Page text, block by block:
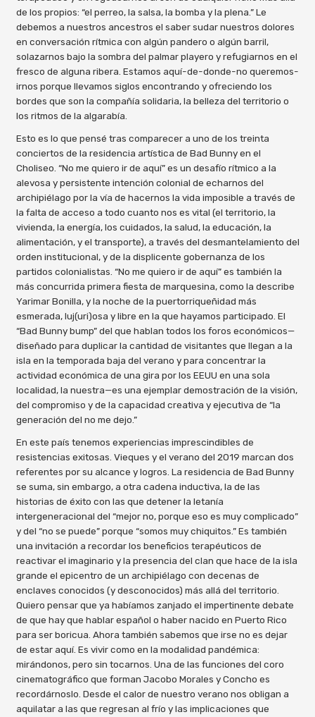
de los propios: “el perreo, la salsa, la bomba y la plena.” Le
debemos a nuestros ancestros el saber sudar nuestros dolores
en conversación rítmica con algún pandero o algún barril,
solazarnos bajo la sombra del palmar playero y refugiarnos en el
fresco de alguna ribera. Estamos aquí-de-donde-no queremos-
irnos porque llevamos siglos encontrando y ofreciendo los
bordes que son la compañía solidaria, la belleza del territorio o
los ritmos de la algarabía.
Esto es lo que pensé tras comparecer a uno de los treinta
conciertos de la residencia artística de Bad Bunny en el
Choliseo. “No me quiero ir de aquí” es un desafío rítmico a la
alevosa y persistente intención colonial de echarnos del
archipiélago por la vía de hacernos la vida imposible a través de
la falta de acceso a todo cuanto nos es vital (el territorio, la
vivienda, la energía, los cuidados, la salud, la educación, la
alimentación, y el transporte), a través del desmantelamiento del
orden institucional, y de la displicente gobernanza de los
partidos colonialistas. “No me quiero ir de aquí” es también la
más concurrida primera fiesta de marquesina, como la describe
Yarimar Bonilla, y la noche de la puertorriqueñidad más
esmerada, luj(uri)osa y libre en la que hayamos participado. El
“Bad Bunny bump” del que hablan todos los foros económicos—
diseñado para duplicar la cantidad de visitantes que llegan a la
isla en la temporada baja del verano y para concentrar la
actividad económica de una gira por los EEUU en una sola
localidad, la nuestra—es una ejemplar demostración de la visión,
del compromiso y de la capacidad creativa y ejecutiva de “la
generación del no me dejo.”
En este país tenemos experiencias imprescindibles de
resistencias exitosas. Vieques y el verano del 2019 marcan dos
referentes por su alcance y logros. La residencia de Bad Bunny
se suma, sin embargo, a otra cadena inductiva, la de las
historias de éxito con las que detener la letanía
intergeneracional del “mejor no, porque eso es muy complicado”
y del “no se puede” porque “somos muy chiquitos.” Es también
una invitación a recordar los beneficios terapéuticos de
reactivar el imaginario y la presencia del clan que hace de la isla
grande el epicentro de un archipiélago con decenas de
enclaves conocidos (y desconocidos) más allá del territorio.
Quiero pensar que ya habíamos zanjado el impertinente debate
de que hay que hablar español o haber nacido en Puerto Rico
para ser boricua. Ahora también sabemos que irse no es dejar
de estar aquí. Es vivir como en la modalidad pandémica:
mirándonos, pero sin tocarnos. Una de las funciones del coro
cinematográfico que forman Jacobo Morales y Concho es
recordárnoslo. Desde el calor de nuestro verano nos obligan a
aquilatar a las que regresan al frío y las implicaciones que